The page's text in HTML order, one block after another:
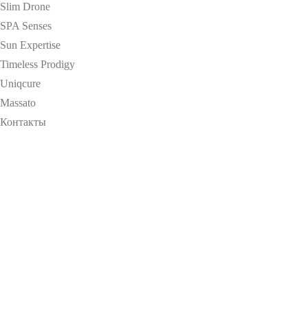
Slim Drone
SPA Senses
Sun Expertise
Timeless Prodigy
Uniqcure
Massato
Контакты